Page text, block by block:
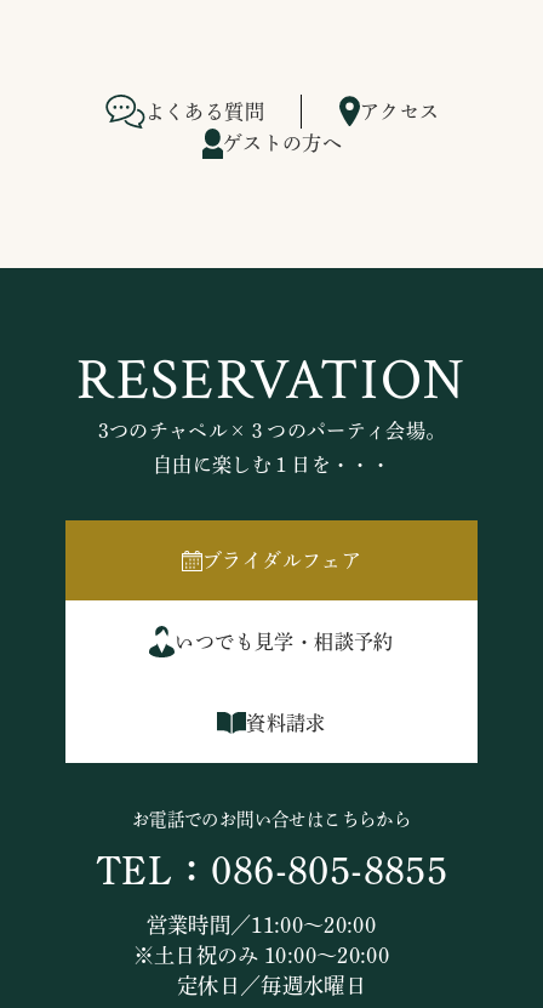
よくある質問
アクセス
ゲストの方へ
RESERVATION
3つのチャペル×３つのパーティ会場。
自由に楽しむ１日を・・・
ブライダルフェア
いつでも見学・相談予約
資料請求
お電話でのお問い合せはこちらから
TEL：086-805-8855
営業時間／11:00～20:00
※土日祝のみ 10:00～20:00
定休日／毎週水曜日